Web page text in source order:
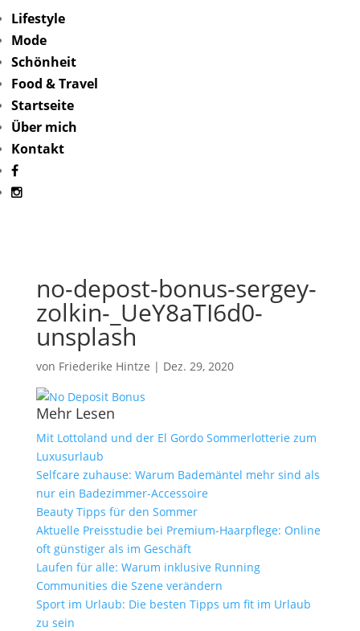
Lifestyle
Mode
Schönheit
Food & Travel
Startseite
Über mich
Kontakt
no-depost-bonus-sergey-
zolkin-_UeY8aTI6d0-
unsplash
von Friederike Hintze | Dez. 29, 2020
Mehr Lesen
Mit Lottoland und der El Gordo Sommerlotterie zum
Luxusurlaub
Selfcare zuhause: Warum Bademäntel mehr sind als
nur ein Badezimmer-Accessoire
Beauty Tipps für den Sommer
Aktuelle Preisstudie bei Premium-Haarpflege: Online
oft günstiger als im Geschäft
Laufen für alle: Warum inklusive Running
Communities die Szene verändern
Sport im Urlaub: Die besten Tipps um fit im Urlaub
zu sein